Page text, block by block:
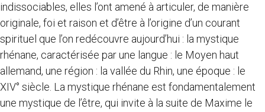
indissociables, elles l’ont amené à articuler, de manière
originale, foi et raison et d’être à l’origine d’un courant
spirituel que l’on redécouvre aujourd’hui : la mystique
rhénane, caractérisée par une langue : le Moyen haut
allemand, une région : la vallée du Rhin, une époque : le
XIV° siècle. La mystique rhénane est fondamentalement
une mystique de l’être, qui invite à la suite de Maxime le